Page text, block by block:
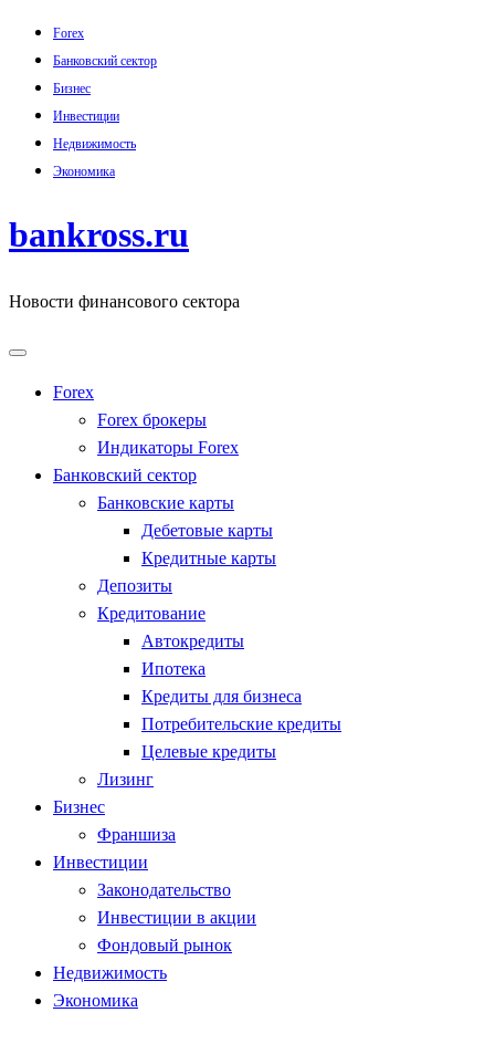
Skip
content
Forex
Банковский сектор
Бизнес
Инвестиции
Недвижимость
Экономика
bankross.ru
Новости финансового сектора
Forex
Forex брокеры
Индикаторы Forex
Банковский сектор
Банковские карты
Дебетовые карты
Кредитные карты
Депозиты
Кредитование
Автокредиты
Ипотека
Кредиты для бизнеса
Потребительские кредиты
Целевые кредиты
Лизинг
Бизнес
Франшиза
Инвестиции
Законодательство
Инвестиции в акции
Фондовый рынок
Недвижимость
Экономика